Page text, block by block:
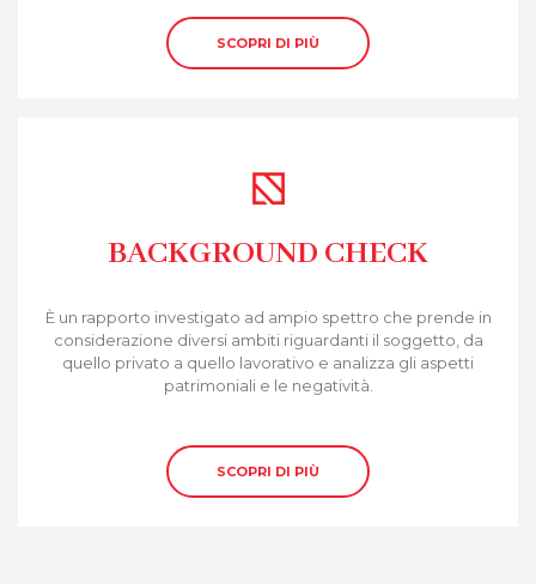
SCOPRI DI PIÙ
BACKGROUND CHECK
È un rapporto investigato ad ampio spettro che prende in
considerazione diversi ambiti riguardanti il soggetto, da
quello privato a quello lavorativo e analizza gli aspetti
patrimoniali e le negatività.
SCOPRI DI PIÙ